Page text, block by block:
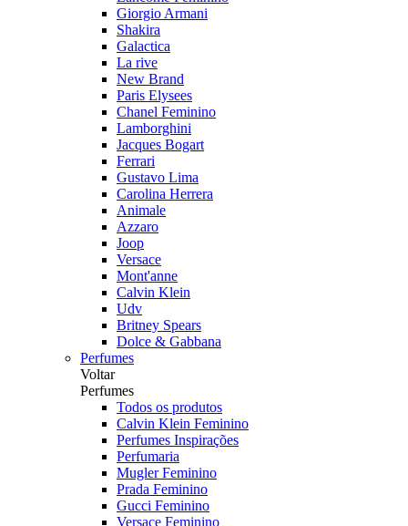
Giorgio Armani
Shakira
Galactica
La rive
New Brand
Paris Elysees
Chanel Feminino
Lamborghini
Jacques Bogart
Ferrari
Gustavo Lima
Carolina Herrera
Animale
Azzaro
Joop
Versace
Mont'anne
Calvin Klein
Udv
Britney Spears
Dolce & Gabbana
Perfumes
Voltar
Perfumes
Todos os produtos
Calvin Klein Feminino
Perfumes Inspirações
Perfumaria
Mugler Feminino
Prada Feminino
Gucci Feminino
Versace Feminino